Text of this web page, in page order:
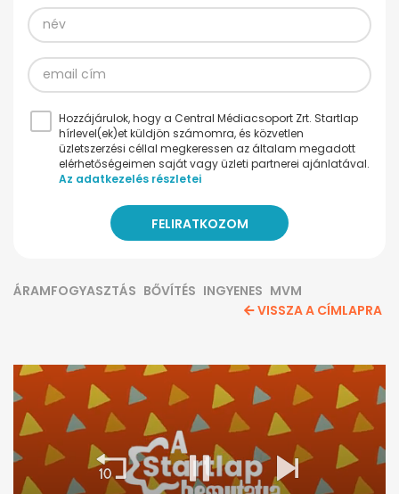
Hozzájárulok, hogy a Central Médiacsoport Zrt. Startlap
hírlevel(ek)et küldjön számomra, és közvetlen
üzletszerzési céllal megkeressen az általam megadott
elérhetőségeimen saját vagy üzleti partnerei ajánlatával.
Az adatkezelés részletei
ÁRAMFOGYASZTÁS BŐVÍTÉS INGYENES MVM
VISSZA A CÍMLAPRA